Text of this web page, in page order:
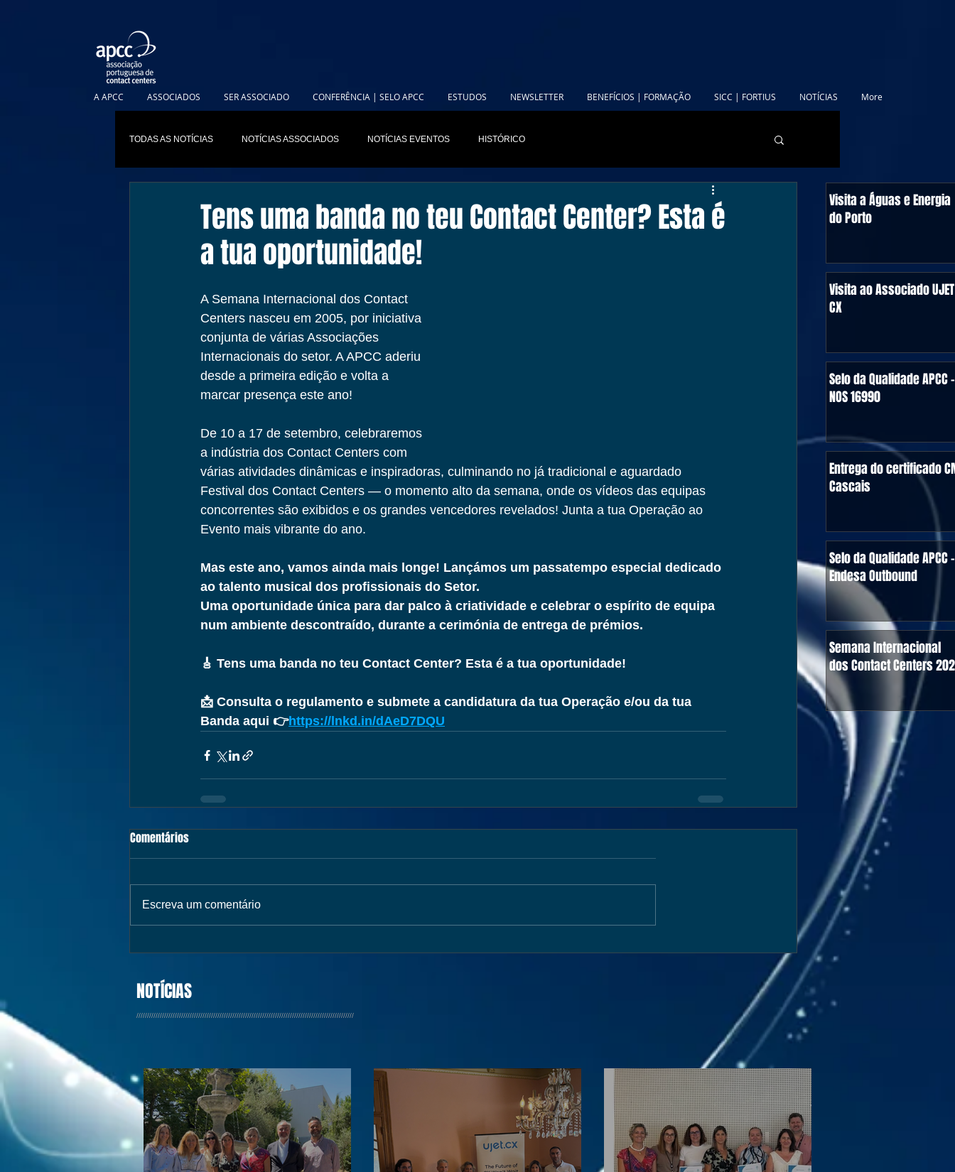
A APCC ASSOCIADOS SER ASSOCIADO CONFERÊNCIA | SELO APCC ESTUDOS NEWSLETTER BENEFÍCIOS | FORMAÇÃO SICC | FORTIUS NOTÍCIAS More
TODAS AS NOTÍCIAS NOTÍCIAS ASSOCIADOS NOTÍCIAS EVENTOS HISTÓRICO
Tens uma banda no teu Contact Center? Esta é
a tua oportunidade!
A Semana Internacional dos Contact
Centers nasceu em 2005, por iniciativa
conjunta de várias Associações
Internacionais do setor. A APCC aderiu
desde a primeira edição e volta a
marcar presença este ano!
De 10 a 17 de setembro, celebraremos
a indústria dos Contact Centers com
várias atividades dinâmicas e inspiradoras, culminando no já tradicional e aguardado
Festival dos Contact Centers — o momento alto da semana, onde os vídeos das equipas
concorrentes são exibidos e os grandes vencedores revelados! Junta a tua Operação ao
Evento mais vibrante do ano.
Mas este ano, vamos ainda mais longe! Lançámos um passatempo especial dedicado
ao talento musical dos profissionais do Setor.
Uma oportunidade única para dar palco à criatividade e celebrar o espírito de equipa
num ambiente descontraído, durante a cerimónia de entrega de prémios.
🎸 Tens uma banda no teu Contact Center? Esta é a tua oportunidade!
📩 Consulta o regulamento e submete a candidatura da tua Operação e/ou da tua
Banda aqui 👉https:// lnkd.in/dAeD7DQU
Comentários
Escreva um comentário
Visita a Águas e Energia
do Porto
Visita ao Associado UJET
CX
Selo da Qualidade APCC -
NOS 16990
Entrega do certificado
Cascais
Selo da Qualidade APCC -
Endesa Outbound
Semana Internacional
dos Contact Centers
NOTÍCIAS
//////////////////////////////////////////////////////////////////////////////////////////////////////